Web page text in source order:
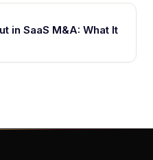
in SaaS M&A: What It